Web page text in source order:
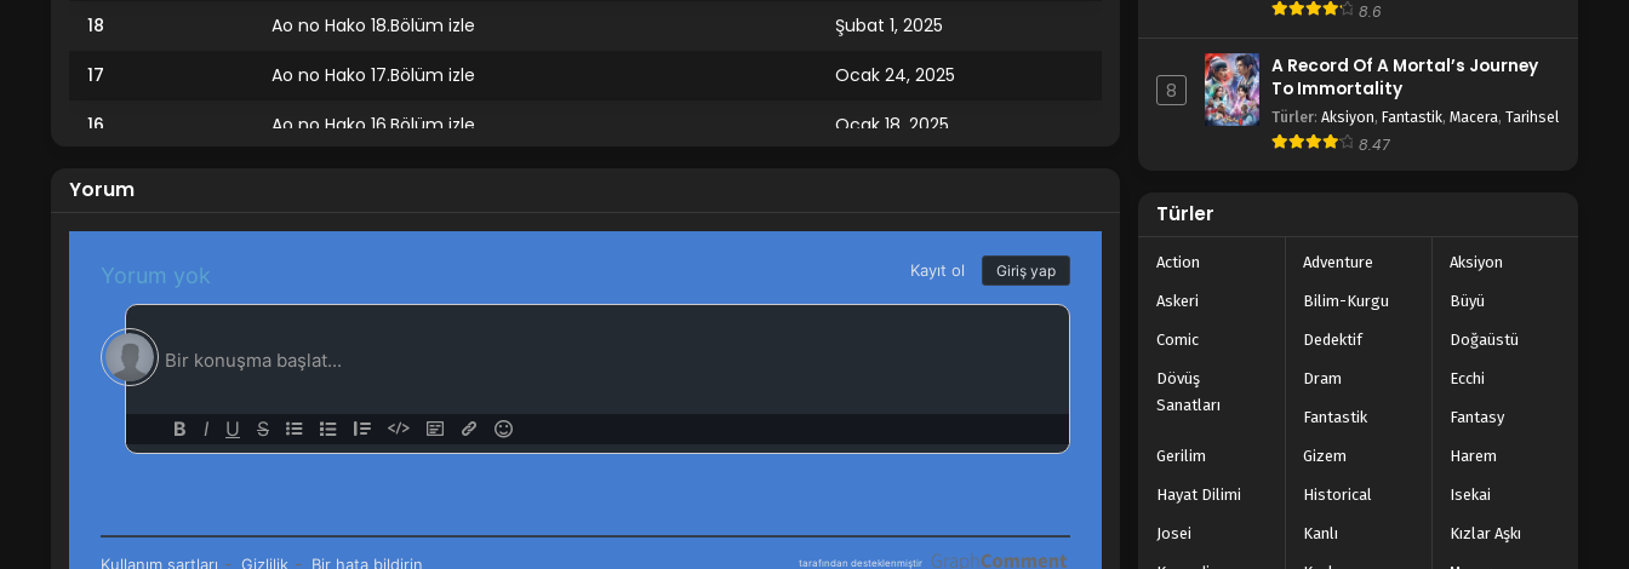
18 Ao no Hako 18.Bölüm izle Şubat 1, 2025
17 Ao no Hako 17.Bölüm izle Ocak 24, 2025
16 Ao no Hako 16.Bölüm izle Ocak 18, 2025
13 Aralık 29, 2024
Ao no Hako 11.Bölüm izle
Ao no Hako 10.Bölüm izle
Yorum
8.6
8
A Record Of A Mortal’s Journey
To Immortality
Türler: Aksiyon, Fantastik, Macera, Tarihsel
8.47
Türler
Action Adventure Aksiyon
Askeri Bilim-Kurgu Büyü
Comic Dedektif Doğaüstü
Dövüş
Sanatları
Dram Ecchi
Fantastik Fantasy
Gerilim Gizem Harem
Hayat Dilimi Historical Isekai
Josei Kanlı Kızlar Aşkı